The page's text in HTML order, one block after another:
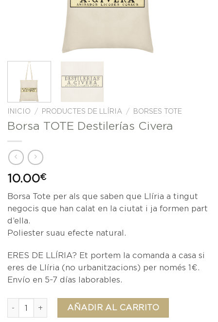
INICIO / PRODUCTES DE LLÍRIA / BORSES TOTE
Borsa TOTE Destilerías Civera
10.00€
Borsa Tote per als que saben que Llíria a tingut
negocis que han calat en la ciutat i ja formen part
d’ella.
Poliester suau efecte natural.
ERES DE LLÍRIA? Et portem la comanda a casa si
eres de Llíria (no urbanitzacions) per només 1€.
Envío en 5-7 días laborables.
Borsa TOTE Destilerías Civera cantidad
AÑADIR AL CARRITO